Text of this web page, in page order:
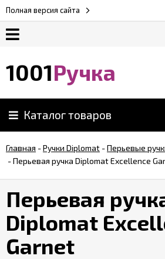
Полная версия сайта
Возврат
Обзоры
ручек
Контакты
1001Ручка
Каталог товаров
Главная -Ручки Diplomat -Перьевые
-Перьевая ручка Diplomat Excellence
Перьевая
Diplomat
Garnet